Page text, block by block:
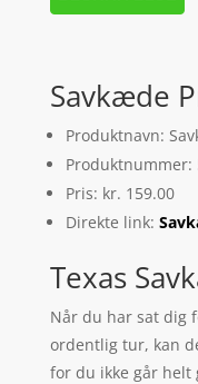
Savkæde
Produktnavn:
Produktnummer:
Pris: kr. 159.00
Direkte link:
Texas
Når du har sat dig
ordentlig tur, kan
for du ikke går helt